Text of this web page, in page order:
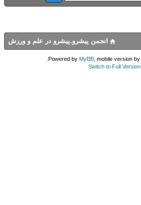
انجمن پیشرو.پیشرو در علم و ورزش
Powered by MyBB, mobile version by
Switch to Full Version